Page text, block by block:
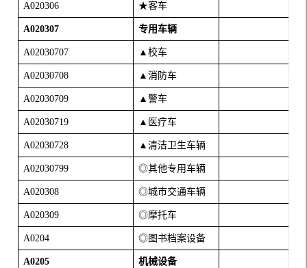
A020306 ★客车
A020307 专用车辆
A02030707 ▲校车
A02030708 ▲消防车
A02030709 ▲警车
A02030719 ▲医疗车
A02030728 ▲清洁卫生车辆
A02030799 ◎其他专用车辆
A020308 ◎城市交通车辆
A020309 ◎摩托车
A0204 ◎图书档案设备
A0205 机械设备